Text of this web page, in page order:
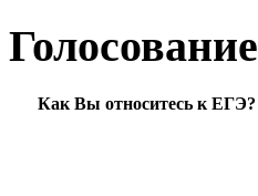
Голосование
Как Вы относитесь к ЕГЭ?